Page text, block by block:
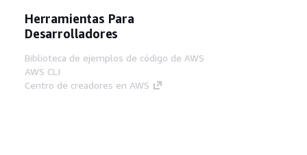
Herramientas Para
Desarrolladores
Biblioteca de ejemplos de código de AWS
AWS CLI
Centro de creadores en AWS